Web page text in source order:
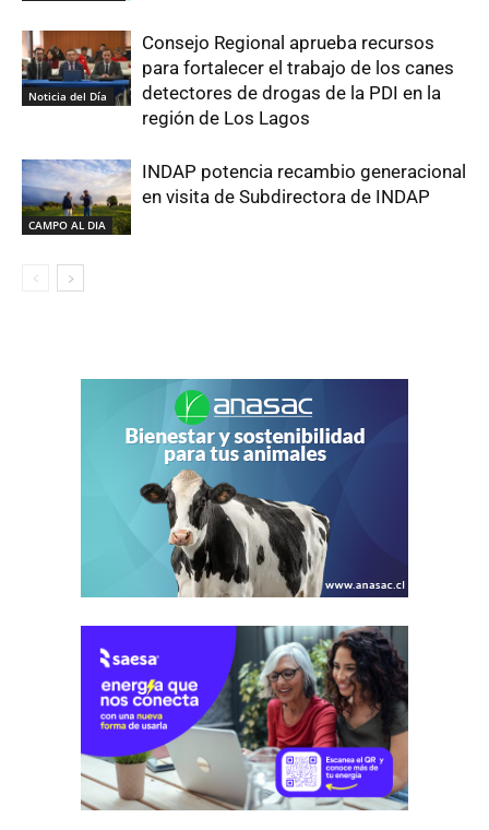
Noticia del Día
Consejo Regional aprueba recursos
para fortalecer el trabajo de los canes
detectores de drogas de la PDI en la
región de Los Lagos
CAMPO AL DIA
INDAP potencia recambio generacional
en visita de Subdirectora de INDAP